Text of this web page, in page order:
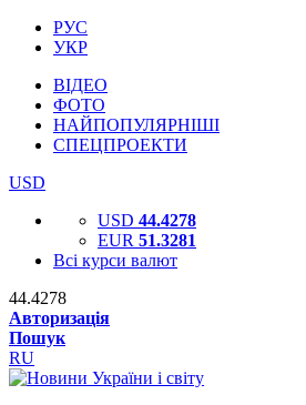
РУС
УКР
ВІДЕО
ФОТО
НАЙПОПУЛЯРНІШІ
СПЕЦПРОЕКТИ
USD
USD 44.4278
EUR 51.3281
Всі курси валют
44.4278
Авторизація
Пошук
RU